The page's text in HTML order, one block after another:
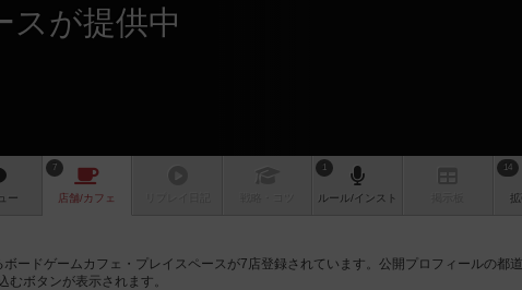
スが提供中
ー
7
店舗/カフェ
1
ルール/インスト
14
ードゲームカフェ・プレイスペースが7店登録されています。公開プロフィールの都
ボタンが表示されます。